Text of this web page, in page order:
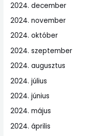
2024. december
2024. november
2024. október
2024. szeptember
2024. augusztus
2024. július
2024. június
2024. május
2024. április